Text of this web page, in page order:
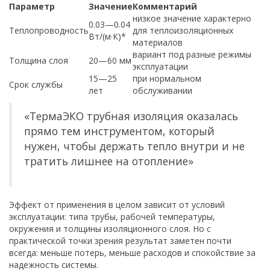
Параметр ЗначениеКомментарий
Теплопроводность
0.03—0.04
Вт/(м·К)*
низкое значение характерно
для теплоизоляционных
материалов
Толщина слоя
20—60 мм
вариант под разные режимы
эксплуатации
Срок службы
15—25
лет
при нормальном
обслуживании
«ТермаЭКО трубная изоляция оказалась
прямо тем инструментом, который
нужен, чтобы держать тепло внутри и не
тратить лишнее на отопление»
Эффект от применения в целом зависит от условий
эксплуатации: типа трубы, рабочей температуры,
окружения и толщины изоляционного слоя. Но с
практической точки зрения результат заметен почти
всегда: меньше потерь, меньше расходов и спокойствие за
надежность системы.